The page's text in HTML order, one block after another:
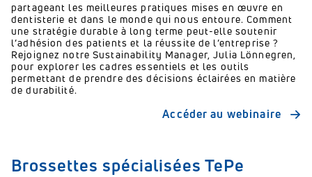
partageant les meilleures pratiques mises en œuvre en
dentisterie et dans le monde qui nous entoure. Comment
une stratégie durable à long terme peut-elle soutenir
l’adhésion des patients et la réussite de l’entreprise ?
Rejoignez notre Sustainability Manager, Julia Lönnegren,
pour explorer les cadres essentiels et les outils
permettant de prendre des décisions éclairées en matière
de durabilité.
Accéder au webinaire
Brossettes spécialisées TePe